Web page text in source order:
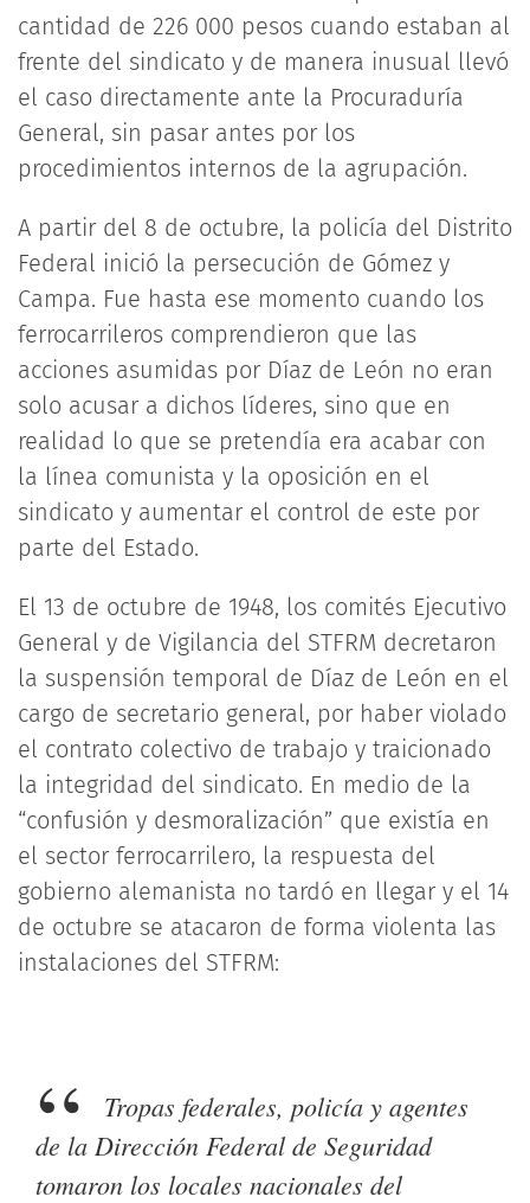
cantidad de 226 000 pesos cuando estaban al
frente del sindicato y de manera inusual llevó
el caso directamente ante la Procuraduría
General, sin pasar antes por los
procedimientos internos de la agrupación.
A partir del 8 de octubre, la policía del Distrito
Federal inició la persecución de Gómez y
Campa. Fue hasta ese momento cuando los
ferrocarrileros comprendieron que las
acciones asumidas por Díaz de León no eran
solo acusar a dichos líderes, sino que en
realidad lo que se pretendía era acabar con
la línea comunista y la oposición en el
sindicato y aumentar el control de este por
parte del Estado.
El 13 de octubre de 1948, los comités Ejecutivo
General y de Vigilancia del STFRM decretaron
la suspensión temporal de Díaz de León en el
cargo de secretario general, por haber violado
el contrato colectivo de trabajo y traicionado
la integridad del sindicato. En medio de la
“confusión y desmoralización” que existía en
el sector ferrocarrilero, la respuesta del
gobierno alemanista no tardó en llegar y el 14
de octubre se atacaron de forma violenta las
instalaciones del STFRM:
Tropas federales, policía y agentes
de la Dirección Federal de Seguridad
tomaron los locales nacionales del